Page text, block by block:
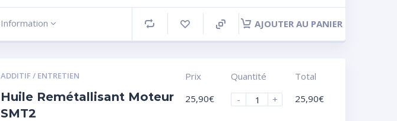
Information AJOUTER AU PANIER
ADDITIF / ENTRETIEN
Huile Remétallisant Moteur
SMT2
Prix
25,90€
Quantité
-
+
Total
25,90€